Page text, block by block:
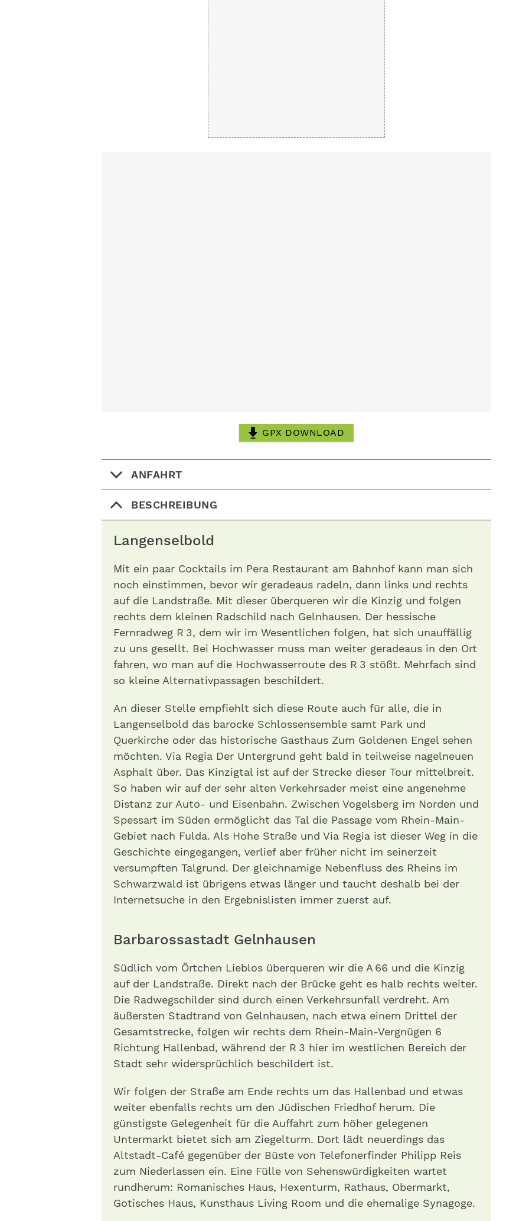
GPX DOWNLOAD
ANFAHRT
BESCHREIBUNG
Langenselbold
Mit ein paar Cocktails im Pera Restaurant am Bahnhof kann man sich
noch einstimmen, bevor wir geradeaus radeln, dann links und rechts
auf die Landstraße. Mit dieser überqueren wir die Kinzig und folgen
rechts dem kleinen Radschild nach Gelnhausen. Der hessische
Fernradweg R 3, dem wir im Wesentlichen folgen, hat sich unauffällig
zu uns gesellt. Bei Hochwasser muss man weiter geradeaus in den Ort
fahren, wo man auf die Hochwasserroute des R 3 stößt. Mehrfach sind
so kleine Alternativpassagen beschildert.
An dieser Stelle empfiehlt sich diese Route auch für alle, die in
Langenselbold das barocke Schlossensem­ble samt Park und
Querkirche oder das historische Gasthaus Zum Goldenen Engel sehen
möchten. Via Regia Der Untergrund geht bald in teilweise nagelneuen
Asphalt über. Das Kinzigtal ist auf der Strecke dieser Tour mittelbreit.
So haben wir auf der sehr alten Verkehrsader meist eine angenehme
Distanz zur Auto- und Eisenbahn. Zwischen Vogelsberg im Norden und
Spessart im Süden ermöglicht das Tal die Passage vom Rhein-Main-
Gebiet nach Fulda. Als Hohe Straße und Via Regia ist dieser Weg in die
Geschichte eingegangen, verlief aber früher nicht im seinerzeit
versumpften Talgrund. Der gleichnamige Nebenfluss des Rheins im
Schwarzwald ist übrigens etwas länger und taucht deshalb bei der
Internetsuche in den Ergebnislisten immer zuerst auf.
Barbarossastadt Gelnhausen
Südlich vom Örtchen Lieblos überqueren wir die A 66 und die Kinzig
auf der Landstraße. Direkt nach der Brücke geht es halb rechts weiter.
Die Radwegschilder sind durch einen Verkehrsunfall verdreht. Am
äußersten Stadtrand von Gelnhausen, nach etwa einem Drittel der
Gesamtstrecke, folgen wir rechts dem Rhein-Main-Vergnügen 6
Richtung Hallenbad, während der R 3 hier im westlichen Bereich der
Stadt sehr widersprüchlich beschildert ist.
Wir folgen der Straße am Ende rechts um das Hallenbad und etwas
weiter ebenfalls rechts um den Jüdischen Friedhof herum. Die
günstigste Gelegenheit für die Auffahrt zum höher gelegenen
Untermarkt bietet sich am Ziegelturm. Dort lädt neuerdings das
Altstadt-Café gegenüber der Büste von Telefonerfinder Philipp Reis
zum Niederlassen ein. Eine Fülle von Sehenswürdigkeiten wartet
rundherum: Romanisches Haus, Hexenturm, Rathaus, Obermarkt,
Gotisches Haus, Kunsthaus Living Room und die ehemalige Synagoge.